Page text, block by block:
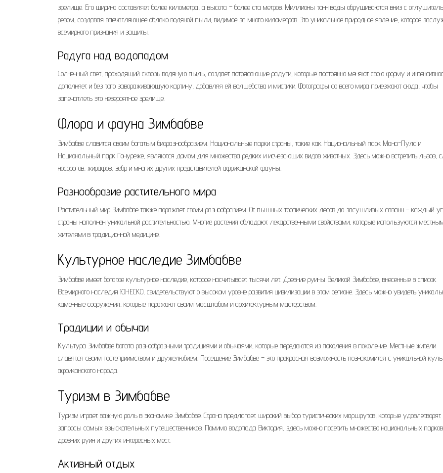
зрелище. Его ширина составляет более километра, а высота – более ста метров. Миллионы тонн воды обрушиваются вниз с
ревом, создавая впечатляющее облако водяной пыли, видимое за много километров. Это уникальное природное явление, которое
всемирного признания и защиты.
Радуга над водопадом
Солнечный свет, проходящий сквозь водяную пыль, создает потрясающие радуги, которые постоянно меняют свою форму и
дополняет и без того завораживающую картину, добавляя ей волшебства и мистики. Фотографы со всего мира приезжают сюда, чтобы
запечатлеть это невероятное зрелище.
Флора и фауна Зимбабве
Зимбабве славится своим богатым биоразнообразием. Национальные парки страны, такие как Национальный парк Мана-Пулс и
Национальный парк Гонуреже, являются домом для множества редких и исчезающих видов животных. Здесь можно встретить львов,
носорогов, жирафов, зебр и многих других представителей африканской фауны.
Разнообразие растительного мира
Растительный мир Зимбабве также поражает своим разнообразием. От пышных тропических лесов до засушливых саванн – каждый
страны наполнен уникальной растительностью. Многие растения обладают лекарственными свойствами, которые используются
жителями в традиционной медицине.
Культурное наследие Зимбабве
Зимбабве имеет богатое культурное наследие, которое насчитывает тысячи лет. Древние руины Великой Зимбабве, внесенные в список
Всемирного наследия ЮНЕСКО, свидетельствуют о высоком уровне развития цивилизации в этом регионе. Здесь можно увидеть
каменные сооружения, которые поражают своим масштабом и архитектурным мастерством.
Традиции и обычаи
Культура Зимбабве богата разнообразными традициями и обычаями, которые передаются из поколения в поколение. Местные жители
славятся своим гостеприимством и дружелюбием. Посещение Зимбабве – это прекрасная возможность познакомится с уникальной
африканского народа.
Туризм в Зимбабве
Туризм играет важную роль в экономике Зимбабве. Страна предлагает широкий выбор туристических маршрутов, которые удовлетворят
запросы самых взыскательных путешественников. Помимо водопада Виктория, здесь можно посетить множество национальных
древних руин и других интересных мест.
Активный отдых